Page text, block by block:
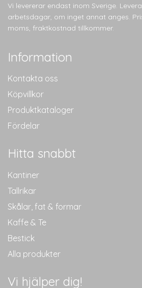
Vi levererar endast inom Sverige.
arbetsdagar, om inget annat anges.
moms, fraktkostnad tillkommer.
Information
Kontakta oss
Köpvillkor
Produktkataloger
Fördelar
Hitta snabbt
Kantiner
Tallrikar
Skålar, fat & formar
Kaffe & Te
Bestick
Alla produkter
Vi hjälper dig!